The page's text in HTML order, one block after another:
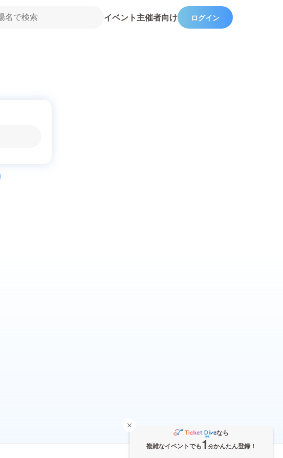
イベント主催者向け ログイン
なら
複雑なイベントでも1 分かんたん登録！